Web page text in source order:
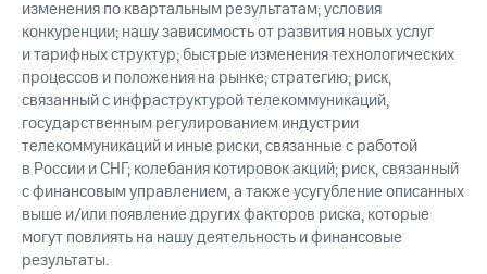
изменения по квартальным результатам; условия
конкуренции; нашу зависимость от развития новых услуг
и тарифных структур; быстрые изменения технологических
процессов и положения на рынке; стратегию; риск,
связанный с инфраструктурой телекоммуникаций,
государственным регулированием индустрии
телекоммуникаций и иные риски, связанные с работой
в России и СНГ; колебания котировок акций; риск, связанный
с финансовым управлением, а также усугубление описанных
выше и/или появление других факторов риска, которые
могут повлиять на нашу деятельность и финансовые
результаты.